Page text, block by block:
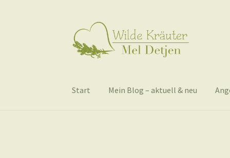
Zur
Navigation
springen
Zum
Inhalt
springen
Start Mein Blog – aktuell & neu